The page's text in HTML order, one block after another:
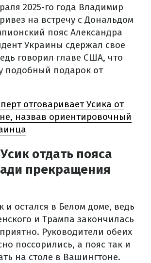
2025-го года Владимир
на встречу с Дональдом
пояс Александра
Украины сдержал свое
говорил главе США, что
подобный подарок от
отговаривает Усика от
назвав ориентировочный
отдать пояса
прекращения
и остался в Белом доме, ведь
и Трампа закончилась
Руководители обеих
поссорились, а пояс так и
на столе в Вашингтоне.